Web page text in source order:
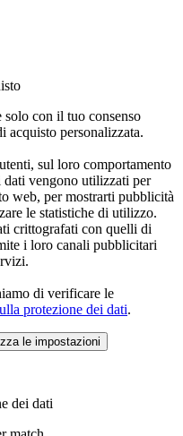
con il tuo consenso
acquisto personalizzata.
sul loro comportamento
vengono utilizzati per
web, per mostrarti pubblicità
le statistiche di utilizzo.
crittografati con quelli di
i loro canali pubblicitari
di verificare le
protezione dei dati.
le impostazioni
dei dati